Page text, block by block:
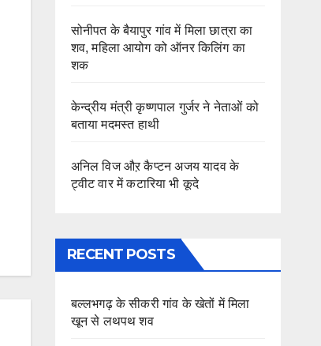
सोनीपत के बैयापुर गांव में मिला छात्रा का
शव, महिला आयोग को ऑनर किलिंग का
शक
केन्द्रीय मंत्री कृष्णपाल गुर्जर ने नेताओं को
बताया मदमस्त हाथी
अनिल विज औऱ कैप्टन अजय यादव के
ट्वीट वार में कटारिया भी कूदे
RECENT POSTS
बल्लभगढ़ के सीकरी गांव के खेतों में मिला
खून से लथपथ शव